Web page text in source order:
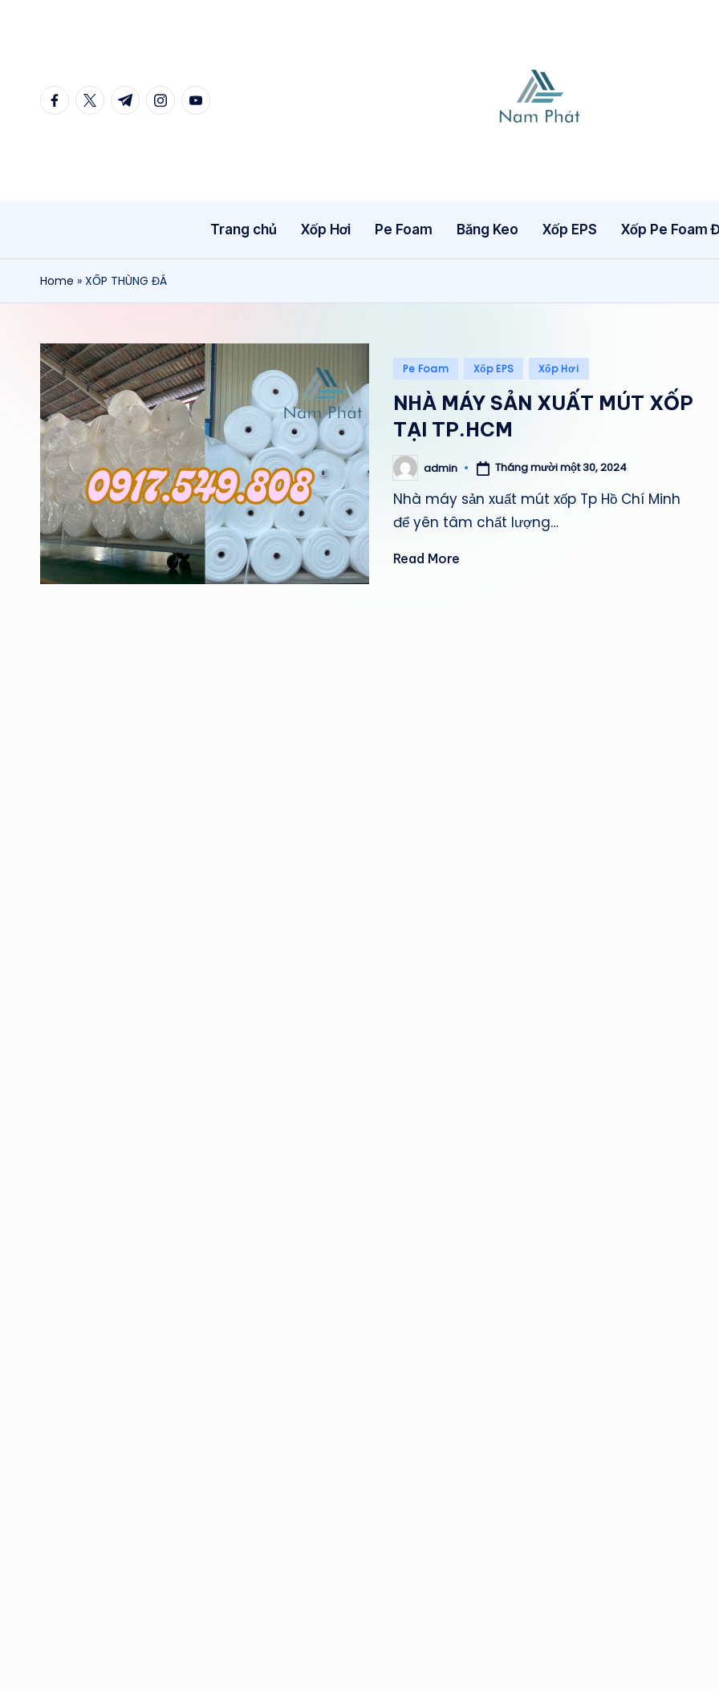
contentfacebook.com
twitter.com
t.me instagram.com
youtube.com
X
H
Ơ
A
M
P
Á
T
Trang chủ Xốp Hơi Pe Foam Băng Keo Xốp EPS Xốp Pe Foam
Home » XỐP THÙNG ĐÁ
Posted
Pe Foam Xốp EPS Xốp Hơi
NHÀ MÁY SẢN XUẤT MÚT XỐP
TẠI TP.HCM
Posted
by
admin Tháng mười một 30, 2024
Nhà máy sản xuất mút xốp Tp Hồ Chí Minh
để yên tâm chất lượng…
Read More